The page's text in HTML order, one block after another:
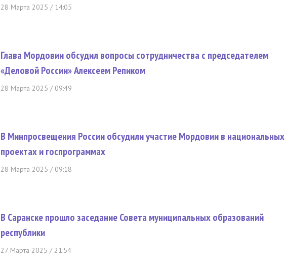
28 Марта 2025 / 14:05
Глава Мордовии обсудил вопросы сотрудничества с председателем
«Деловой России» Алексеем Репиком
28 Марта 2025 / 09:49
В Минпросвещения России обсудили участие Мордовии в национальных
проектах и госпрограммах
28 Марта 2025 / 09:18
В Саранске прошло заседание Совета муниципальных образований
республики
27 Марта 2025 / 21:54